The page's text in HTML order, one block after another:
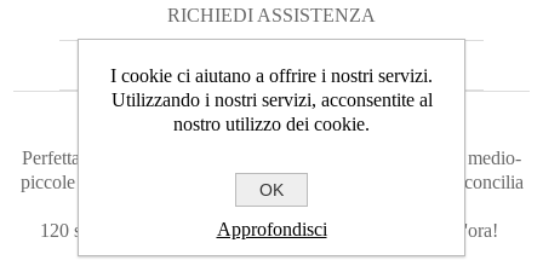
RICHIEDI ASSISTENZA
RICHIEDI PREVENTIVO
Perfetta per i bar ed in generale gli esercizi commerciali di medio-
piccole dimensioni. La lavatazzine/bicchieri "XS", infatti, concilia
grandi prestazioni con piccole dimensioni!
120 secondi per 1 ciclo di lavaggio, fino a 30 cicli in un'ora!
I cookie ci aiutano a offrire i nostri servizi.
Utilizzando i nostri servizi, acconsentite al
nostro utilizzo dei cookie.
OK
Approfondisci